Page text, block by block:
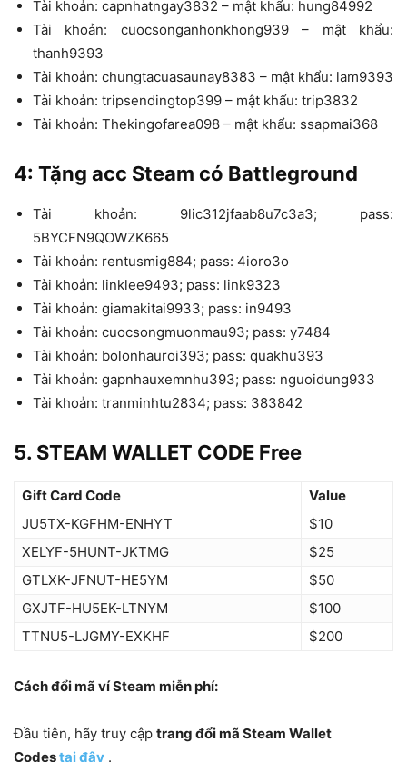
Tài khoản: capnhatngay3832 – mật khẩu: hung84992
Tài khoản: cuocsonganhonkhong939 – mật khẩu:
thanh9393
Tài khoản: chungtacuasaunay8383 – mật khẩu: lam9393
Tài khoản: tripsendingtop399 – mật khẩu: trip3832
Tài khoản: Thekingofarea098 – mật khẩu: ssapmai368
4: Tặng acc Steam có Battleground
Tài khoản: 9lic312jfaab8u7c3a3; pass:
5BYCFN9QOWZK665
Tài khoản: rentusmig884; pass: 4ioro3o
Tài khoản: linklee9493; pass: link9323
Tài khoản: giamakitai9933; pass: in9493
Tài khoản: cuocsongmuonmau93; pass: y7484
Tài khoản: bolonhauroi393; pass: quakhu393
Tài khoản: gapnhauxemnhu393; pass: nguoidung933
Tài khoản: tranminhtu2834; pass: 383842
5. STEAM WALLET CODE Free
Gift Card Code
Value
JU5TX-KGFHM-ENHYT
$10
XELYF-5HUNT-JKTMG
$25
GTLXK-JFNUT-HE5YM
$50
GXJTF-HU5EK-LTNYM
$100
TTNU5-LJGMY-EXKHF
$200
Cách đổi mã ví Steam miễn phí:
Đầu tiên, hãy truy cập trang đổi mã Steam Wallet
Codestại đây .